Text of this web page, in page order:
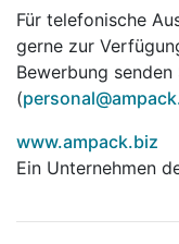
Für telefonische
gerne zur
Bewerbung
(
www.ampack.biz
Ein Unternehmen